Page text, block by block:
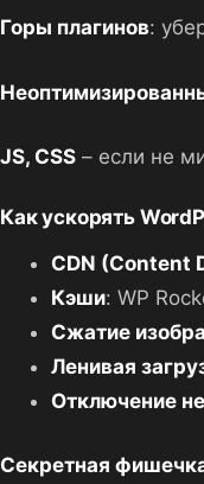
Горы плагинов:
JS, CSS – если не
Как ускорять
CDN (Content
Кэши: WP
Сжатие
Ленивая
Отключение
Секретная